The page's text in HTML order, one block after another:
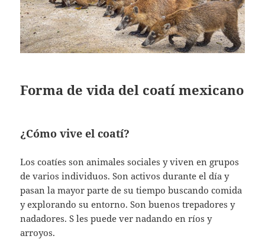
Forma de vida del coatí mexicano
¿Cómo vive el coatí?
Los coatíes son animales sociales y viven en grupos
de varios individuos. Son activos durante el día y
pasan la mayor parte de su tiempo buscando comida
y explorando su entorno. Son buenos trepadores y
nadadores. S les puede ver nadando en ríos y
arroyos.